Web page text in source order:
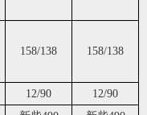
158/138 158/138
12/90
12/90